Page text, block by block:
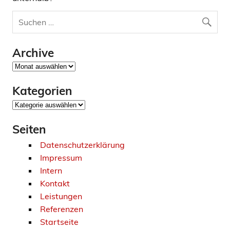
Archive
Archive
Kategorien
Kategorien
Seiten
Datenschutzerklärung
Impressum
Intern
Kontakt
Leistungen
Referenzen
Startseite